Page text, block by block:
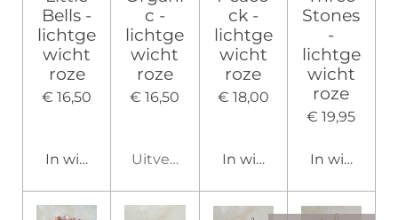
Bells -
lichtge
wicht
roze
€ 16,50
In winkelwagen
c -
lichtge
wicht
roze
€ 16,50
Uitverkocht
ck -
lichtge
wicht
roze
€ 18,00
In winkelwagen
Stones
-
lichtge
wicht
roze
€ 19,95
In